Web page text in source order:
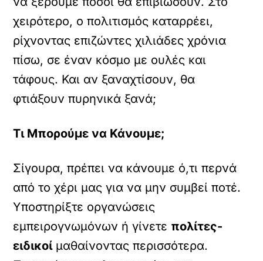
χειρότερο, ο πολιτισμός καταρρέει,
ρίχνοντας επιζώντες χιλιάδες χρόνια
πίσω, σε έναν κόσμο με ουλές και
τάφους. Και αν ξαναχτίσουν, θα
φτιάξουν πυρηνικά ξανά;
Τι Μπορούμε να Κάνουμε;
Σίγουρα, πρέπει να κάνουμε ό,τι περνά
από το χέρι μας για να μην συμβεί ποτέ.
Υποστηρίξτε οργανώσεις
εμπειρογνωμόνων ή γίνετε πολίτες-
ειδικοίμαθαίνοντας περισσότερα.